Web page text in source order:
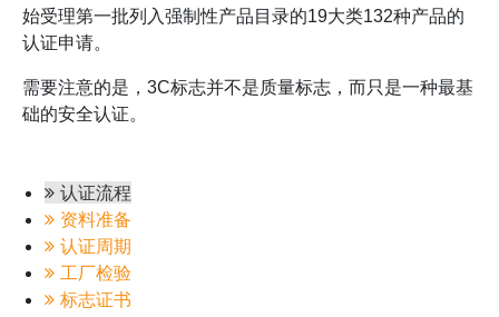
始受理第一批列入强制性产品目录的19大类132种产品的
认证申请。
需要注意的是，3C标志并不是质量标志，而只是一种最基
础的安全认证。
认证流程
资料准备
认证周期
工厂检验
标志证书